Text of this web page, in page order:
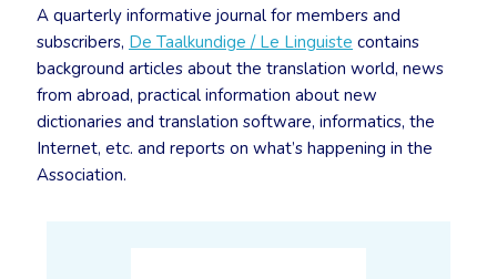
A quarterly informative journal for members and
subscribers, De Taalkundige / Le Linguiste contains
background articles about the translation world, news
from abroad, practical information about new
dictionaries and translation software, informatics, the
Internet, etc. and reports on what’s happening in the
Association.